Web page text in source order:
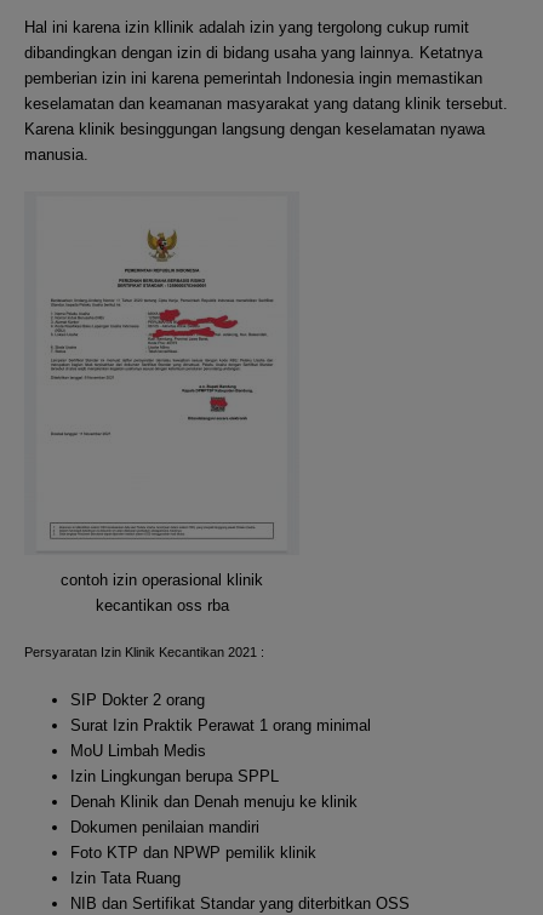
Hal ini karena izin kllinik adalah izin yang tergolong cukup rumit
dibandingkan dengan izin di bidang usaha yang lainnya. Ketatnya
pemberian izin ini karena pemerintah Indonesia ingin memastikan
keselamatan dan keamanan masyarakat yang datang klinik tersebut.
Karena klinik besinggungan langsung dengan keselamatan nyawa
manusia.
contoh izin operasional klinik
kecantikan oss rba
Persyaratan Izin Klinik Kecantikan 2021 :
SIP Dokter 2 orang
Surat Izin Praktik Perawat 1 orang minimal
MoU Limbah Medis
Izin Lingkungan berupa SPPL
Denah Klinik dan Denah menuju ke klinik
Dokumen penilaian mandiri
Foto KTP dan NPWP pemilik klinik
Izin Tata Ruang
NIB dan Sertifikat Standar yang diterbitkan OSS